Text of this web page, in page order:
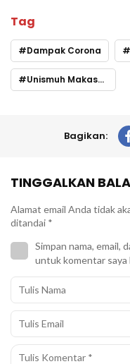
Tag
Dampak Corona
Unismuh Makassar
Bagikan:
TINGGALKAN
Alamat email Anda tidak
ditandai *
Simpan nama, email,
untuk komentar saya